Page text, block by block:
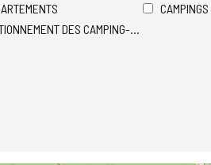
CAMPINGS
DES CAMPING-CARS